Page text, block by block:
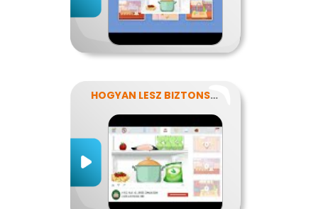
HOGYAN LESZ BIZTONSÁGOS, AMIT MEGESZEL?